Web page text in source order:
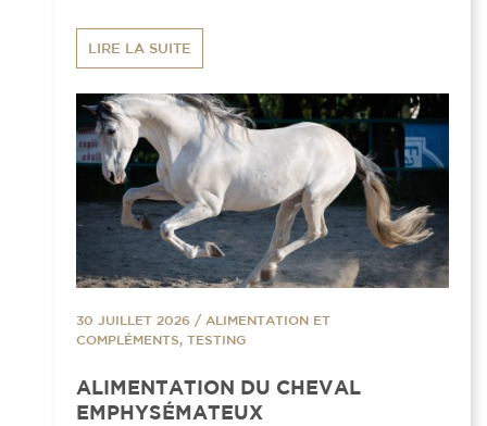
LIRE LA SUITE
30 JUILLET 2026 / ALIMENTATION ET
COMPLÉMENTS, TESTING
ALIMENTATION DU CHEVAL
EMPHYSÉMATEUX